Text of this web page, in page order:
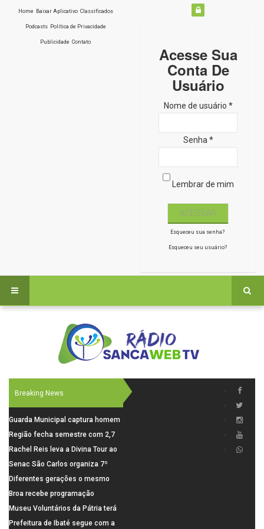
Home Baixar Aplicativo Classificados
Podcasts Política de Privacidade
Publicidade Contato
Acesse Sua
Conta De
Usuário
Nome de usuário *
Senha *
Lembrar de mim
Esqueceu sua senha?
Esqueceu seu usuário?
Breaking News
Guarda Municipal captura homem
procurado pela Justiça durante
patrulhamento em São Carlos
Região fecha semestre com 2,7
mil novosempregos e retoma
saldo positivo em junho
Rachel Reis leva a Divina Tour ao
interior de São Paulo com shows
inéditos em São Carlos e Jundiaí
Senac São Carlos organiza 7º
Fórum Internacional Senac de
Educadores com debates sobre
pensamento crítico, leitura e
diversidade
Diferentes gerações o mesmo
amor: pais do Saae contam como
a paternidade transformou suas
histórias
Broa recebe programação
esportiva com corrida, vela e
demonstração de paramotor
Museu Voluntários da Pátria terá
horário especial nesta segunda-
Prefeitura de Ibaté segue com a